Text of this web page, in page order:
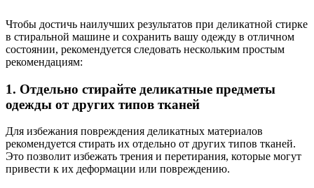
Чтобы достичь наилучших результатов при деликатной стирке
в стиральной машине и сохранить вашу одежду в отличном
состоянии, рекомендуется следовать нескольким простым
рекомендациям:
1. Отдельно стирайте деликатные предметы
одежды от других типов тканей
Для избежания повреждения деликатных материалов
рекомендуется стирать их отдельно от других типов тканей.
Это позволит избежать трения и перетирания, которые могут
привести к их деформации или повреждению.